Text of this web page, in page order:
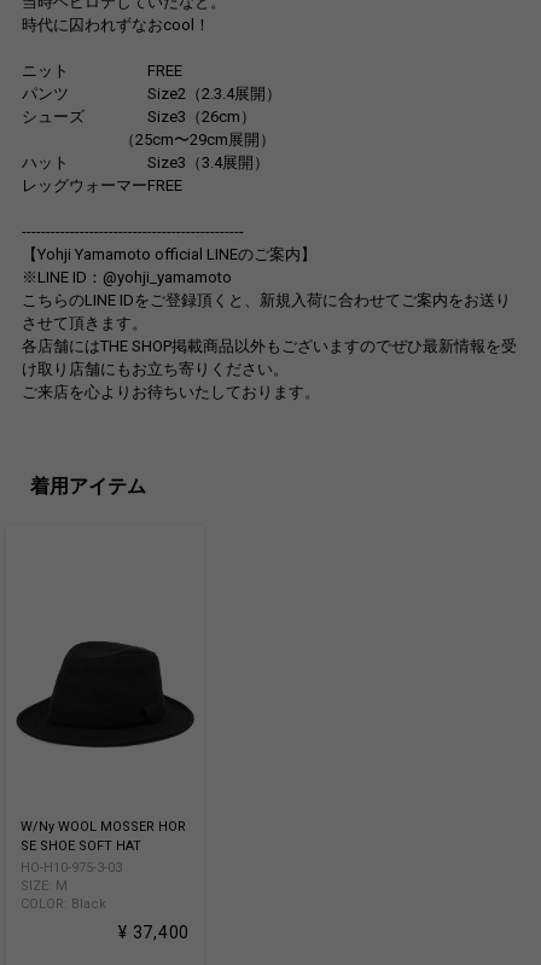
時代に囚われずなおcool！
ニット FREE
パンツ Size2（2.3.4展開）
シューズ Size3（26cm）
（25cm〜29cm展開）
ハット Size3（3.4展開）
レッグウォーマーFREE
----------------------------------------------
【Yohji Yamamoto official LINEのご案内】
※LINE ID：@yohji_yamamoto
こちらのLINE IDをご登録頂くと、新規入荷に合わせてご案内をお送り
させて頂きます。
各店舗にはTHE SHOP掲載商品以外もございますのでぜひ最新情報を受
け取り店舗にもお立ち寄りください。
ご来店を心よりお待ちいたしております。
着用アイテム
W/Ny WOOL MOSSER HOR
SE SHOE SOFT HAT
HO-H10-975-3-03
SIZE: M
COLOR: Black
¥ 37,400